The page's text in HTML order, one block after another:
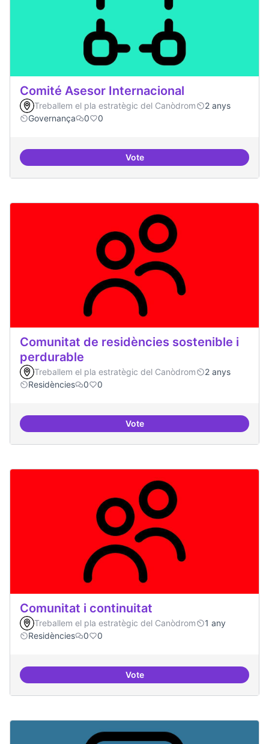
Comité Asesor Internacional
Treballem el pla estratègic del Canòdrom
2 anys
Governança
0 0
VoteComité Asesor Internacional
Comunitat de residències sostenible i
perdurable
Treballem el pla estratègic del Canòdrom
2 anys
Residències
0 0
Vote Comunitat
Comunitat i continuitat
Treballem el pla estratègic del Canòdrom
1 any
Residències
0 0
VoteComunitat i continuitat